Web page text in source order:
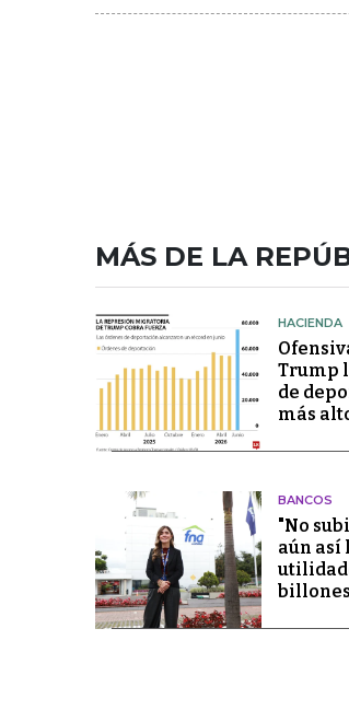
MÁS DE LA
HACIENDA
Trump
de
más
BANCOS
"No
aún así